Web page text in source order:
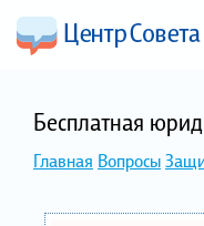
Бесплатная
Главная Вопросы